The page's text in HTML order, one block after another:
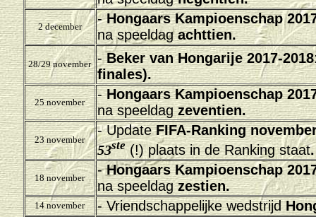
2 december
-Hongaars Kampioenschap
na speeldagachttien.
28/29 november -Beker van Hongarije 2017-2018
finales).
25 november
-Hongaars Kampioenschap
na speeldagzeventien.
23 november
- Update FIFA-Ranking
53ste(!) plaats in de Ranking staat.
18 november
-Hongaars Kampioenschap
na speeldagzestien.
14 november - Vriendschappelijkewedstrijd